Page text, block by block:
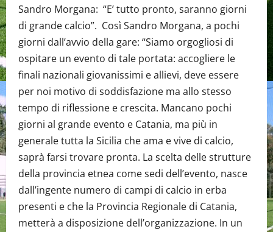
Sandro Morgana: “E’ tutto pronto, saranno giorni
di grande calcio”. Così Sandro Morgana, a pochi
giorni dall’avvio della gare: “Siamo orgogliosi di
ospitare un evento di tale portata: accogliere le
finali nazionali giovanissimi e allievi, deve essere
per noi motivo di soddisfazione ma allo stesso
tempo di riflessione e crescita. Mancano pochi
giorni al grande evento e Catania, ma più in
generale tutta la Sicilia che ama e vive di calcio,
saprà farsi trovare pronta. La scelta delle strutture
della provincia etnea come sedi dell’evento, nasce
dall’ingente numero di campi di calcio in erba
presenti e che la Provincia Regionale di Catania,
metterà a disposizione dell’organizzazione. In un